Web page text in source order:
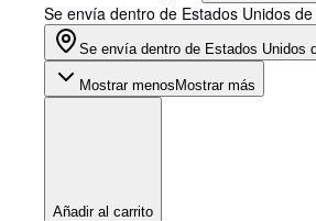
Se envía dentro de Estados Unidos
Se envía dentro de Estados Unidos
Mostrar menos Mostrar más
Añadir al carrito